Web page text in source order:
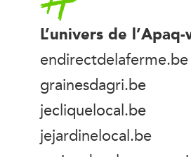
L’univers de
endirectdelaferme.be
grainesdagri.be
jecliquelocal.be
jejardinelocal.be